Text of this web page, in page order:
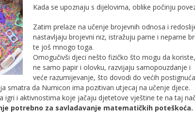
Kada se upoznaju s dijelovima, oblike počinju
Zatim prelaze na učenje brojevnih odnosa i
nastavljaju brojevni niz, istražuju parne i neparne
te još mnogo toga.
Omogučivši djeci nešto fizičko što mogu da
ne samo papir i olovku, razvijaju samopouzdanje i
veće razumijevanje, što dovodi do većih
smatra da Numicon ima pozitivan utjecaj na učenje djece.
igri i aktivnostima koje jačaju djetetove vještine te na taj
potrebno za savladavanje matematičkih poteškoća.